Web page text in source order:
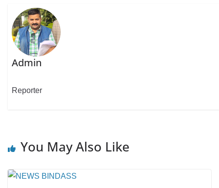
Admin
Reporter
You May Also Like